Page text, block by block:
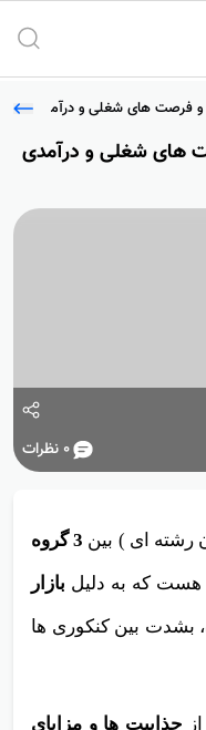
و فرصت های شغلی و درآمدی در
های شغلی و درآمدی
رشته ای ) بین 3 گروه
هست که به دلیلبازار